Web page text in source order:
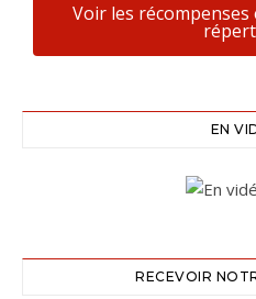
Voir les
EN
RECEVOIR